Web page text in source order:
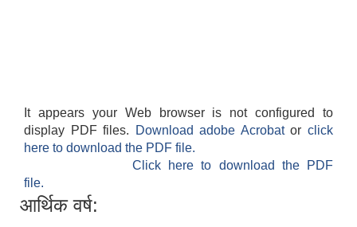
It appears your Web browser is not configured to
display PDF files.
Download adobe Acrobatorclick
here to download the PDF file.
Click here to download the PDF
file.
आर्थिक वर्ष: